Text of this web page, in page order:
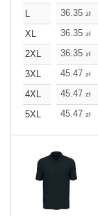
L 36.35 zł
XL
36.35 zł
2XL
36.35 zł
3XL
45.47 zł
4XL
45.47 zł
5XL
45.47 zł